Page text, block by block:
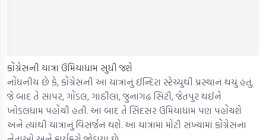
કોંગ્રેસની યાત્રા ઉમિયાધામ સુધી જશે
નોંધનીય છે કે, કોંગ્રેસની આ યાત્રાનું ઈન્દિરા સ્ટેચ્યુથી પ્રસ્થાન થયું હતું.
જે બાદ તે સાપર, ગોંડલ, ગાઠીલા, જુનાગઢ સિટી, જેતપુર થઈને
ખોડલધામ પહોંચી હતી. આ બાદ તે સિદસર ઉમિયાધામ પણ પહોંચશે
અને ત્યાંથી યાત્રાનું વિસર્જન થશે. આ યાત્રામાં મોટી સંખ્યામાં કોંગ્રેસના